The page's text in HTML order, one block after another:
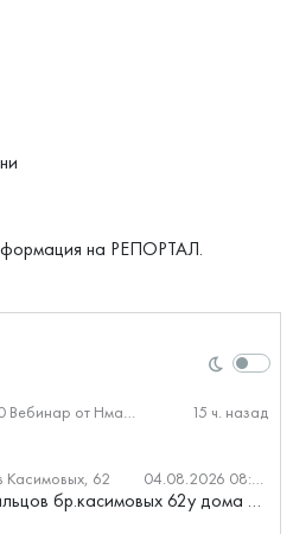
на РЕПОРТАЛ.
Гость 7370, 12.03.2020 Вебинар от Нмаркет.ПРО: «Актуальное об ипотеке: что нужно знать» 15 ч. назад
Касимовых, 62 04.08.2026 08:34
На сайте форум жильцов бр.касимовых 62у дома растут красивые...